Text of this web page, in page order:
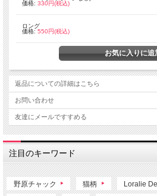
価格: 330円(税込)
ロング
価格: 550円(税込)
返品についての詳細はこちら
お問い合わせ
友達にメールですすめる
注目のキーワード
野原チャック 猫柄 Loralie